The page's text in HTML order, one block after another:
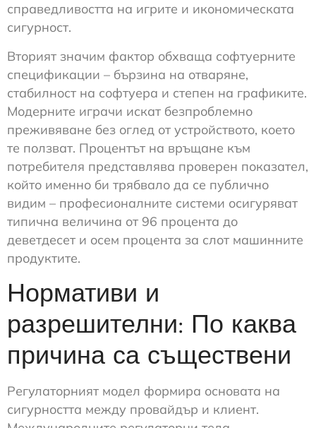
справедливостта на игрите и икономическата
сигурност.
Вторият значим фактор обхваща софтуерните
спецификации – бързина на отваряне,
стабилност на софтуера и степен на графиките.
Модерните играчи искат безпроблемно
преживяване без оглед от устройството, което
те ползват. Процентът на връщане към
потребителя представлява проверен показател,
който именно би трябвало да се публично
видим – професионалните системи осигуряват
типична величина от 96 процента до
деветдесет и осем процента за слот машинните
продуктите.
Нормативи и
разрешителни: По каква
причина са съществени
Регулаторният модел формира основата на
сигурността между провайдър и клиент.